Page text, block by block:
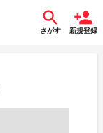
さがす 新規登録